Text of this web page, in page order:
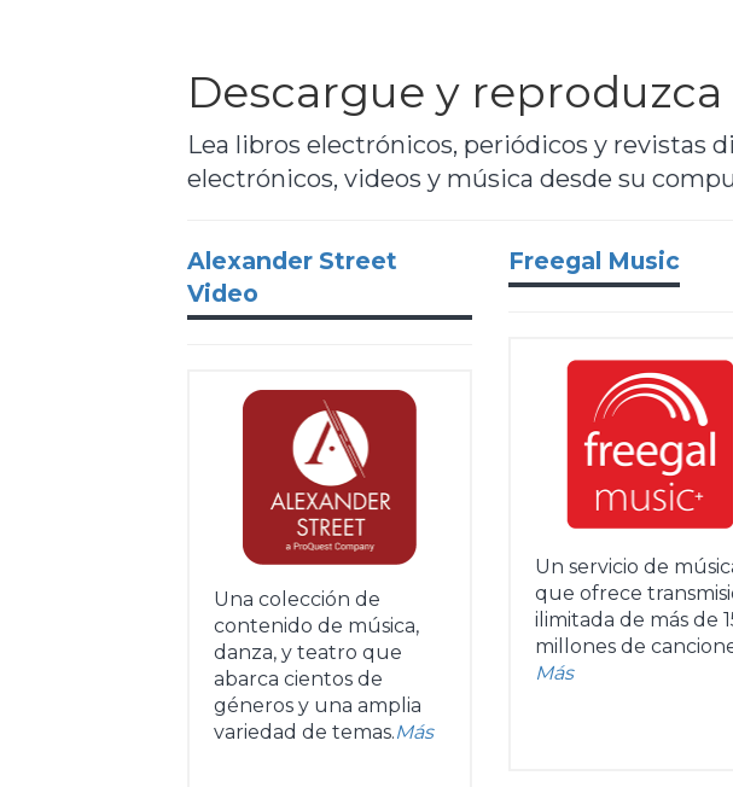
Descargue y
Lea libros electrónicos, periódicos y revistas
electrónicos, videos y música desde su
Alexander Street
Video
Una colección de
contenido de música,
danza, y teatro que
abarca cientos de
géneros y una amplia
variedad de temas.Más
Freegal Music
Un servicio de
que ofrece
ilimitada de más de
millones de
Más